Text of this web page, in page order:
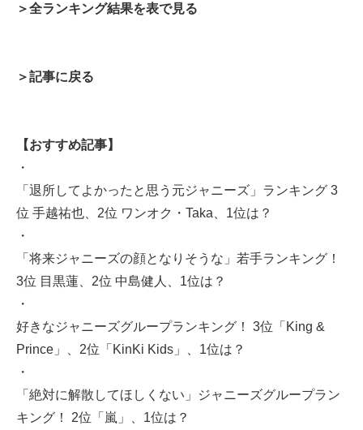
＞全ランキング結果を表で見る
＞記事に戻る
【おすすめ記事】
・
「退所してよかったと思う元ジャニーズ」ランキング 3
位 手越祐也、2位 ワンオク・Taka、1位は？
・
「将来ジャニーズの顔となりそうな」若手ランキング！
3位 目黒蓮、2位 中島健人、1位は？
・
好きなジャニーズグループランキング！ 3位「King &
Prince」、2位「KinKi Kids」、1位は？
・
「絶対に解散してほしくない」ジャニーズグループラン
キング！ 2位「嵐」、1位は？